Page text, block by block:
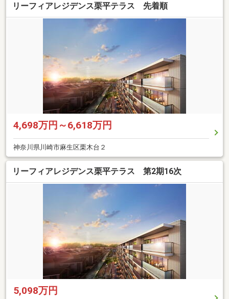
リーフィアレジデンス栗平テラス 先着順
4,698万円～6,618万円
神奈川県川崎市麻生区栗木台２
リーフィアレジデンス栗平テラス 第2期16次
5,098万円